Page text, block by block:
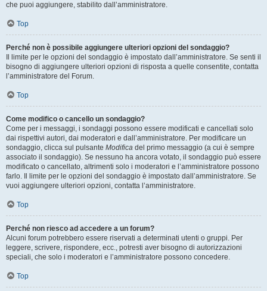
che puoi aggiungere, stabilito dall’amministratore.
Top
Perché non è possibile aggiungere ulteriori opzioni del sondaggio?
Il limite per le opzioni del sondaggio è impostato dall’amministratore. Se senti il
bisogno di aggiungere ulteriori opzioni di risposta a quelle consentite, contatta
l’amministratore del Forum.
Top
Come modifico o cancello un sondaggio?
Come per i messaggi, i sondaggi possono essere modificati e cancellati solo
dai rispettivi autori, dai moderatori e dall’amministratore. Per modificare un
sondaggio, clicca sul pulsante Modifica del primo messaggio (a cui è sempre
associato il sondaggio). Se nessuno ha ancora votato, il sondaggio può essere
modificato o cancellato, altrimenti solo i moderatori e l’amministratore possono
farlo. Il limite per le opzioni del sondaggio è impostato dall’amministratore. Se
vuoi aggiungere ulteriori opzioni, contatta l’amministratore.
Top
Perché non riesco ad accedere a un forum?
Alcuni forum potrebbero essere riservati a determinati utenti o gruppi. Per
leggere, scrivere, rispondere, ecc., potresti aver bisogno di autorizzazioni
speciali, che solo i moderatori e l’amministratore possono concedere.
Top